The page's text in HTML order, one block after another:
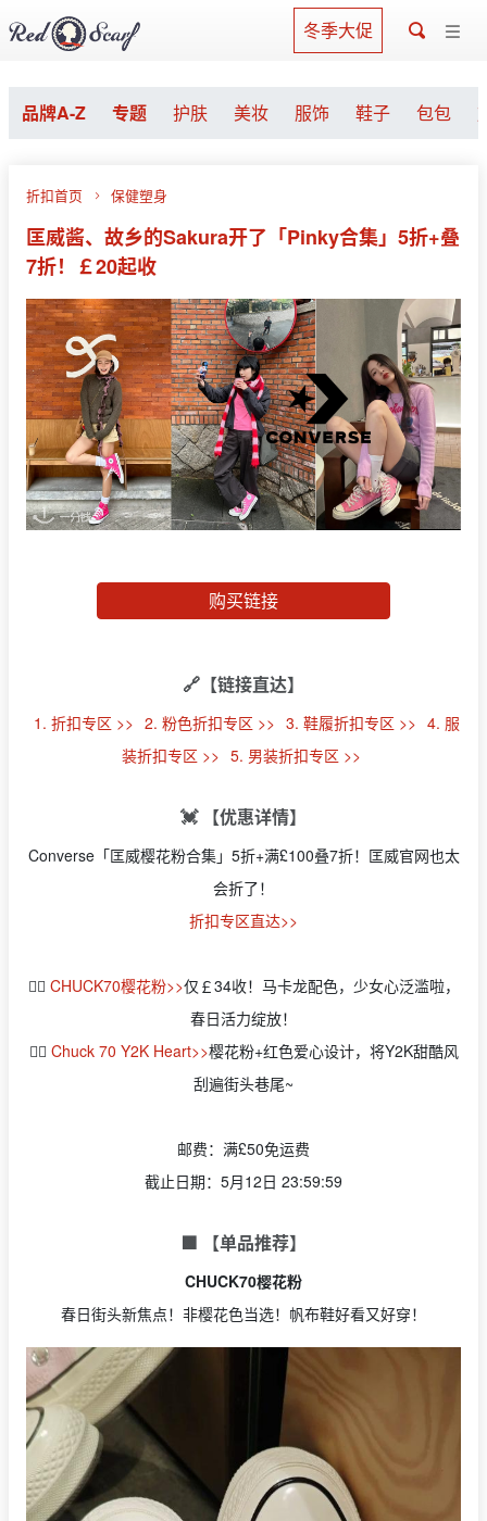
冬季大促
品牌A-Z 专题 护肤 美妆 服饰 鞋子 包包
折扣首页 保健塑身
匡威酱、故乡的Sakura开了「Pinky合集」5折+叠
7折！￡20起收
购买链接
🔗【链接直达】
1. 折扣专区 >> 2. 粉色折扣专区 >> 3. 鞋履折扣专区 >> 4. 服
装折扣专区 >> 5. 男装折扣专区 >>
💓 【优惠详情】
Converse「匡威樱花粉合集」5折+满£100叠7折！匡威官网也太
会折了！
折扣专区直达>>
👉🏻 CHUCK70樱花粉>>仅￡34收！马卡龙配色，少女心泛滥啦，
春日活力绽放！
👉🏻 Chuck 70 Y2K Heart>>樱花粉+红色爱心设计，将Y2K甜酷风
刮遍街头巷尾~
邮费：满£50免运费
截止日期：5月12日 23:59:59
🟩 【单品推荐】
CHUCK70樱花粉
春日街头新焦点！非樱花色当选！帆布鞋好看又好穿！